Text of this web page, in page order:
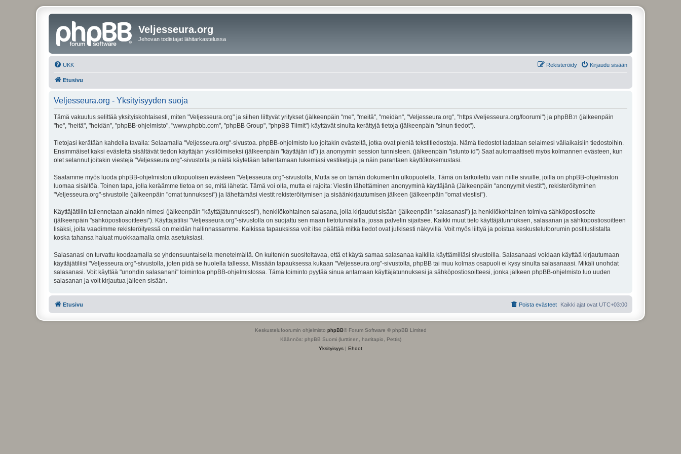
Veljesseura.org
Jehovan todistajat lähitarkastelussa
UKK Kirjaudu sisään
Rekisteröidy
Etusivu
Veljesseura.org - Yksityisyyden suoja
Tämä vakuutus selittää yksityiskohtaisesti, miten "Veljesseura.org" ja siihen liittyvät yritykset (jälkeenpäin "me", "meitä", "meidän", "Veljesseura.org", "https://veljesseura.org/foorumi") ja phpBB:n (jälkeenpäin
"he", "heitä", "heidän", "phpBB-ohjelmisto", "www.phpbb.com", "phpBB Group", "phpBB Tiimit") käyttävät sinulta kerättyjä tietoja (jälkeenpäin "sinun tiedot").
Tietojasi kerätään kahdella tavalla: Selaamalla "Veljesseura.org"-sivustoa. phpBB-ohjelmisto luo joitakin evästeitä, jotka ovat pieniä tekstitiedostoja. Nämä tiedostot ladataan selaimesi väliaikaisiin tiedostoihin.
Ensimmäiset kaksi evästettä sisältävät tiedon käyttäjän yksilöimiseksi (jälkeenpäin "käyttäjän id") ja anonyymin session tunnisteen. (jälkeenpäin "istunto id") Saat automaattiseti myös kolmannen evästeen, kun
olet selannut joitakin viestejä "Veljesseura.org"-sivustolla ja näitä käytetään tallentamaan lukemiasi vestiketjuja ja näin parantaen käyttökokemustasi.
Saatamme myös luoda phpBB-ohjelmiston ulkopuolisen evästeen "Veljesseura.org"-sivustolta, Mutta se on tämän dokumentin ulkopuolella. Tämä on tarkoitettu vain niille sivuille, joilla on phpBB-ohjelmiston
luomaa sisältöä. Toinen tapa, jolla keräämme tietoa on se, mitä lähetät. Tämä voi olla, mutta ei rajoita: Viestin lähettäminen anonyyminä käyttäjänä (Jälkeenpäin "anonyymit viestit"), rekisteröityminen
"Veljesseura.org"-sivustolle (jälkeenpäin "omat tunnuksesi") ja lähettämäsi viestit rekisteröitymisen ja sisäänkirjautumisen jälkeen (jälkeenpäin "omat viestisi").
Käyttäjätiliin tallennetaan ainakin nimesi (jälkeenpäin "käyttäjätunnuksesi"), henkilökohtainen salasana, jolla kirjaudut sisään (jälkeenpäin "salasanasi") ja henkilökohtainen toimiva sähköpostiosoite
(jälkeenpäin "sähköpostiosoitteesi"). Käyttäjätilisi "Veljesseura.org"-sivustolla on suojattu sen maan tietoturvalailla, jossa palvelin sijaitsee. Kaikki muut tieto käyttäjätunnuksen, salasanan ja sähköpostiosoitteen
lisäksi, joita vaadimme rekisteröityessä on meidän hallinnassamme. Kaikissa tapauksissa voit itse päättää mitkä tiedot ovat julkisesti näkyvillä. Voit myös liittyä ja poistua keskustelufoorumin postituslistalta
koska tahansa haluat muokkaamalla omia asetuksiasi.
Salasanasi on turvattu koodaamalla se yhdensuuntaisella menetelmällä. On kuitenkin suositeltavaa, että et käytä samaa salasanaa kaikilla käyttämilläsi sivustoilla. Salasanaasi voidaan käyttää kirjautumaan
käyttäjätiliisi "Veljesseura.org"-sivustolla, joten pidä se huolella tallessa. Missään tapauksessa kukaan "Veljesseura.org"-sivustolta, phpBB tai muu kolmas osapuoli ei kysy sinulta salasanaasi. Mikäli unohdat
salasanasi. Voit käyttää "unohdin salasanani" toimintoa phpBB-ohjelmistossa. Tämä toiminto pyytää sinua antamaan käyttäjätunnuksesi ja sähköpostiosoitteesi, jonka jälkeen phpBB-ohjelmisto luo uuden
salasanan ja voit kirjautua jälleen sisään.
Etusivu Kaikki ajat ovat UTC+03:00
Poista evästeet
Keskustelufoorumin ohjelmisto phpBB® Forum Software © phpBB Limited
Käännös: phpBB Suomi (lurttinen, harritapio, Pettis)
Yksityisyys | Ehdot